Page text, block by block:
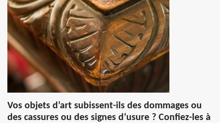
Vos objets d’art subissent-ils des dommages ou
des cassures ou des signes d’usure ? Confiez-les à